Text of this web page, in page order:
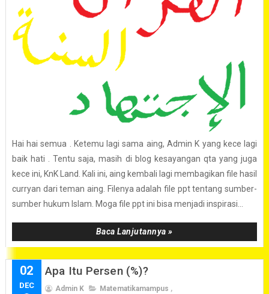
Hai hai semua . Ketemu lagi sama aing, Admin K yang kece lagi
baik hati . Tentu saja, masih di blog kesayangan qta yang juga
kece ini, KnK Land. Kali ini, aing kembali lagi membagikan file hasil
curryan dari teman aing. Filenya adalah file ppt tentang sumber-
sumber hukum Islam. Moga file ppt ini bisa menjadi inspirasi...
Baca Lanjutannya »
02
DEC
Apa Itu Persen (%)?
Admin K Matematikamampus ,